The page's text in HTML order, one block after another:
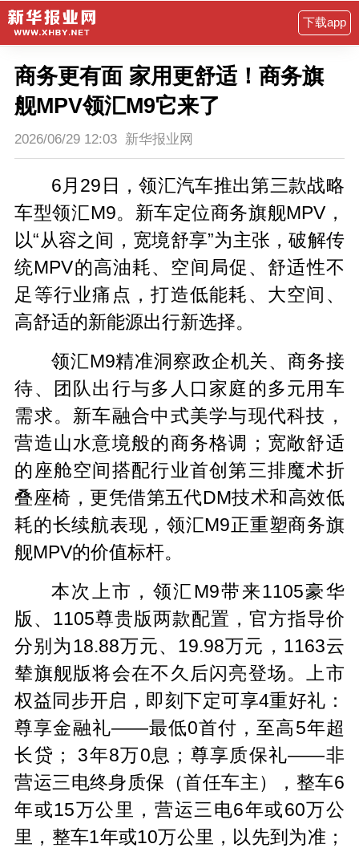
下载app
商务更有面 家用更舒适！商务旗
舰MPV领汇M9它来了
2026/06/29 12:03 新华报业网
6月29日，领汇汽车推出第三款战略
车型领汇M9。新车定位商务旗舰MPV，
以“从容之间，宽境舒享”为主张，破解传
统MPV的高油耗、空间局促、舒适性不
足等行业痛点，打造低能耗、大空间、
高舒适的新能源出行新选择。
领汇M9精准洞察政企机关、商务接
待、团队出行与多人口家庭的多元用车
需求。新车融合中式美学与现代科技，
营造山水意境般的商务格调；宽敞舒适
的座舱空间搭配行业首创第三排魔术折
叠座椅，更凭借第五代DM技术和高效低
耗的长续航表现，领汇M9正重塑商务旗
舰MPV的价值标杆。
本次上市，领汇M9带来1105豪华
版、1105尊贵版两款配置，官方指导价
分别为18.88万元、19.98万元，1163云
辇旗舰版将会在不久后闪亮登场。上市
权益同步开启，即刻下定可享4重好礼：
尊享金融礼——最低0首付，至高5年超
长贷； 3年8万0息；尊享质保礼——非
营运三电终身质保（首任车主），整车6
年或15万公里，营运三电6年或60万公
里，整车1年或10万公里，以先到为准；